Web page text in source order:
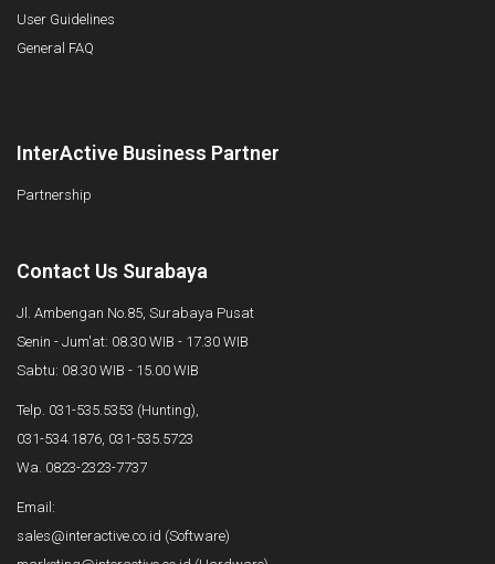
User Guidelines
General FAQ
InterActive Business Partner
Partnership
Contact Us Surabaya
Jl. Ambengan No.85, Surabaya Pusat
Senin - Jum'at: 08.30 WIB - 17.30 WIB
Sabtu: 08.30 WIB - 15.00 WIB
Telp. 031-535.5353 (Hunting),
031-534.1876, 031-535.5723
Wa. 0823-2323-7737
Email:
sales@interactive.co.id (Software)